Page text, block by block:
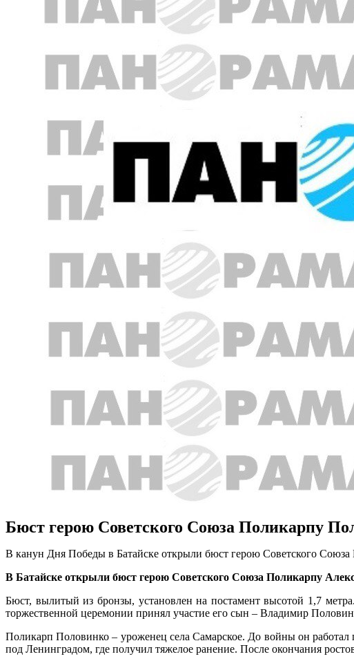
Бюст герою Советского Союза Поликарпу
В канун Дня Победы в Батайске открыли бюст герою Советского
В Батайске открыли бюст герою Советского Союза Поликарпу
Бюст, вылитый из бронзы, установлен на постамент высотой 1,7
торжественной церемонии принял участие его сын – Владимир
Поликарп Половинко – уроженец села Самарское. До войны он
под Ленинградом, где получил тяжелое ранение. После окончания